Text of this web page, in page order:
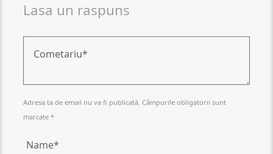
Lasa un raspuns
Adresa ta de email nu va fi publicată. Câmpurile obligatorii sunt
marcate *